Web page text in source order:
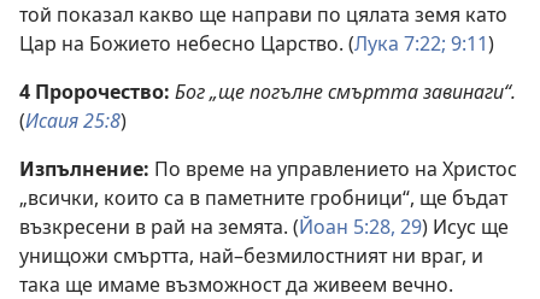
той показал какво ще направи по цялата земя като
Цар на Божието небесно Царство. (Лука 7:22; 9:11)
4 Пророчество: Бог „ще погълне смъртта завинаги“.
(Исаия 25:8)
Изпълнение: По време на управлението на Христос
„всички, които са в паметните гробници“, ще бъдат
възкресени в рай на земята. (Йоан 5:28, 29) Исус ще
унищожи смъртта, най–безмилостният ни враг, и
така ще имаме възможност да живеем вечно.